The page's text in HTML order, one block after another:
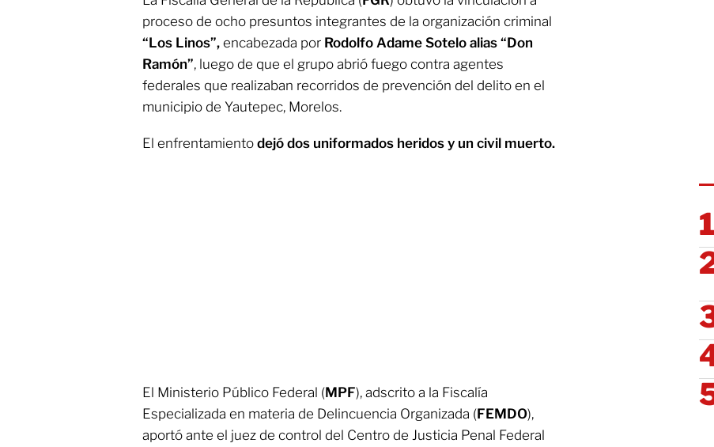
proceso de ocho presuntos integrantes de la organización criminal
“Los Linos”, encabezada por Rodolfo Adame Sotelo alias “Don
Ramón”, luego de que el grupo abrió fuego contra agentes
federales que realizaban recorridos de prevención del delito en el
municipio de Yautepec, Morelos.
El enfrentamiento dejó dos uniformados heridos y un civil muerto.
El Ministerio Público Federal (MPF), adscrito a la Fiscalía
Especializada en materia de Delincuencia Organizada (FEMDO),
aportó ante el juez de control del Centro de Justicia Penal Federal